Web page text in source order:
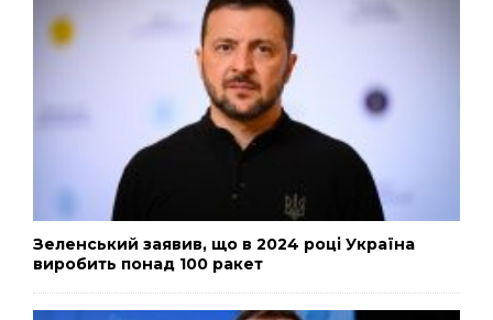
Зеленський заявив, що в 2024 році Україна
виробить понад 100 ракет